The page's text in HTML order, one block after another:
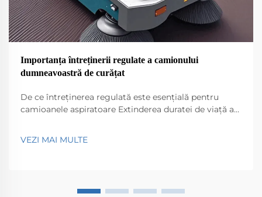
Importanța întreținerii regulate a camionului
dumneavoastră de curățat
De ce întreținerea regulată este esențială pentru
camioanele aspiratoare Extinderea duratei de viață a
necesită întreținere regulată dacă vrem să dureze mai
VEZI MAI MULTE